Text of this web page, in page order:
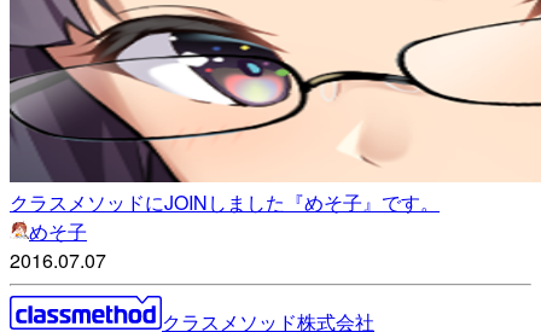
クラスメソッドにJOINしました『めそ子』です。
めそ子
2016.07.07
クラスメソッド株式会社